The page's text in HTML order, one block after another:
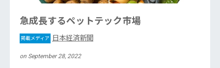
急成長するペットテック市場
掲載メディア 日本経済新聞
on September 28, 2022